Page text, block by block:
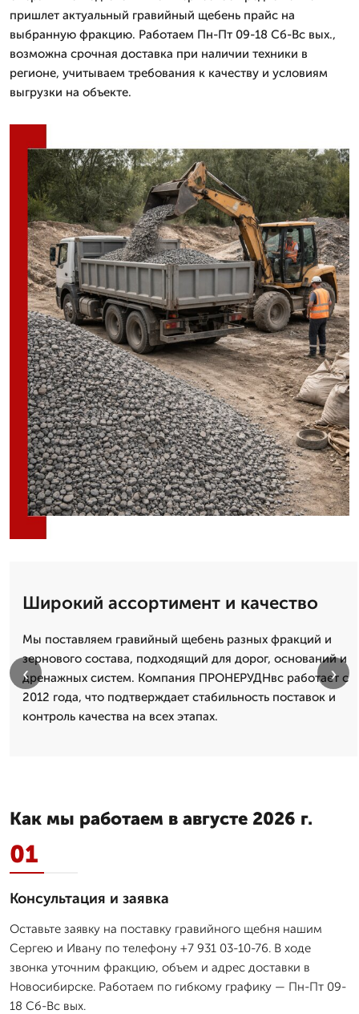
пришлет актуальный гравийный щебень прайс на
выбранную фракцию. Работаем Пн-Пт 09-18 Сб-Вс вых.,
возможна срочная доставка при наличии техники в
регионе, учитываем требования к качеству и условиям
выгрузки на объекте.
Широкий ассортимент и качество
Мы поставляем гравийный щебень разных фракций и
зернового состава, подходящий для дорог, оснований и
дренажных систем. Компания ПРОНЕРУДНвс работает с
2012 года, что подтверждает стабильность поставок и
контроль качества на всех этапах.
‹ ›
Как мы работаем в августе 2026 г.
01
Консультация и заявка
Оставьте заявку на поставку гравийного щебня нашим
Сергею и Ивану по телефону +7 931 03-10-76. В ходе
звонка уточним фракцию, объем и адрес доставки в
Новосибирске. Работаем по гибкому графику — Пн-Пт 09-
18 Сб-Вс вых.